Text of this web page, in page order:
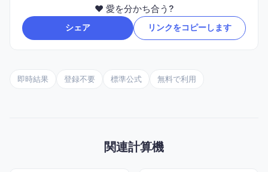
❤️ 愛を分かち合う?
シェア リンクをコピーします
即時結果 登録不要 標準公式 無料で利用
関連計算機